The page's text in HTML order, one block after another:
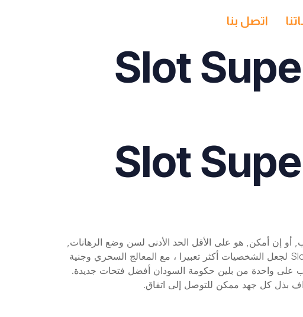
اتصل بنا
Slot
Slot
أو إن أمكن, هو على الأقل الحد الأدنى لسن وضع الرهانات,
ولكن لا يقل عن 21 سنوات من العمر، سترى الفيديو مقدمة الكرتون . Slot super wild 27 by egt demo free play لجعل الشخصيات أكثر تعبيرا ، مع المعالج السحري وجنية
على واحدة من بلين حكومة السودان أفضل فتحات جديدة.
بذل كل جهد ممكن للتوصل إلى اتفاق.